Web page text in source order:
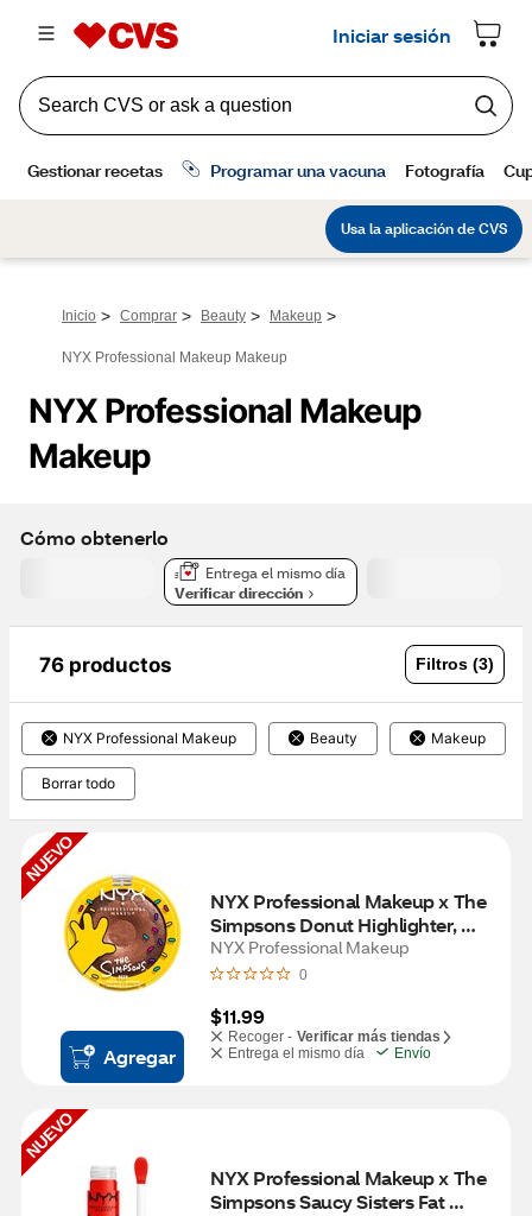
Inicio > Comprar > Beauty > Makeup >
NYX Professional Makeup Makeup
NYX Professional Makeup
Makeup
Cómo obtenerlo
Entrega el mismo día
Verificar dirección
76 productos Filtros (3)
NYX Professional Makeup Beauty Makeup
Borrar todo
NUEVO
Agregar
NYX Professional Makeup x The
Simpsons Donut Highlighter,
Glazed Over
NYX Professional Makeup
0
$11.99
Recoger - Verificar más tiendas
Entrega el mismo día
Envío
NUEVO
NYX Professional Makeup x The
Simpsons Saucy Sisters Fat